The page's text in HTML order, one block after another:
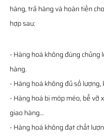
hàng, trả hàng và hoàn tiền
hợp sau:
- Hàng hoá không đúng chủng
hàng.
- Hàng hoá không đủ số
- Hàng hoá bị móp méo, bể
giao hàng…
- Hàng hoá không đạt chất